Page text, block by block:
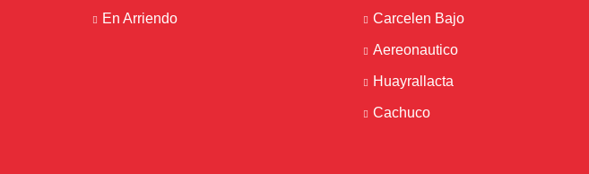
En Arriendo Carcelen Bajo
Aereonautico
Huayrallacta
Cachuco